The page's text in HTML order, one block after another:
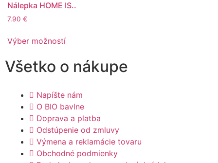
Nálepka HOME IS..
7.90 €
Výber možností
Všetko o nákupe
Napíšte nám
O BIO bavlne
Doprava a platba
Odstúpenie od zmluvy
Výmena a reklamácie tovaru
Obchodné podmienky